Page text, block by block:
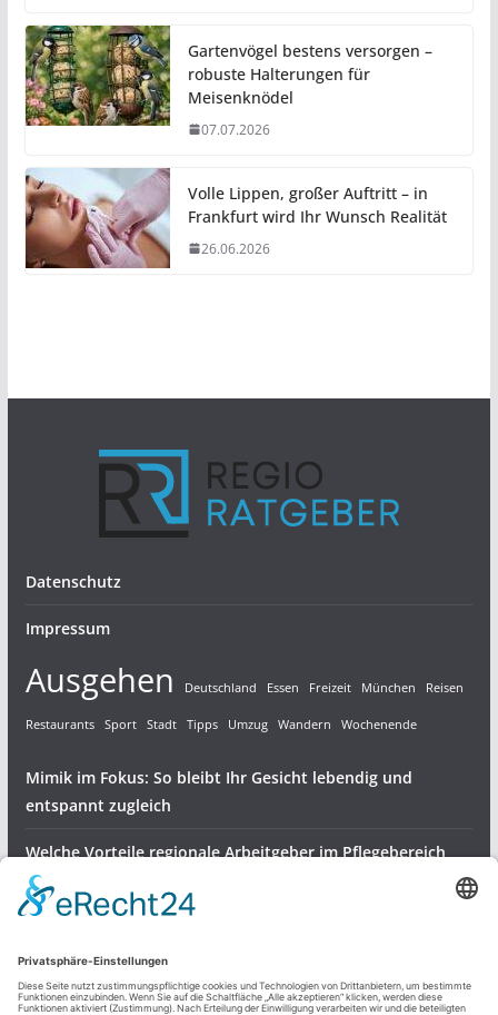
Gartenvögel bestens versorgen –
robuste Halterungen für
Meisenknödel
07.07.2026
Volle Lippen, großer Auftritt – in
Frankfurt wird Ihr Wunsch Realität
26.06.2026
Datenschutz
Impressum
Ausgehen Deutschland Essen Freizeit München Reisen
Restaurants Sport Stadt Tipps Umzug Wandern Wochenende
Mimik im Fokus: So bleibt Ihr Gesicht lebendig und
entspannt zugleich
Welche Vorteile regionale Arbeitgeber im Pflegebereich
bieten
Meisenknödel
Dienstleistungen & Produkte